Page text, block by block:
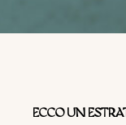
ECCO UN